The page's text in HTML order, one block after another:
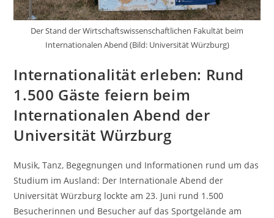
Der Stand der Wirtschaftswissenschaftlichen Fakultät beim
Internationalen Abend (Bild: Universität Würzburg)
Internationalität erleben: Rund
1.500 Gäste feiern beim
Internationalen Abend der
Universität Würzburg
Musik, Tanz, Begegnungen und Informationen rund um das
Studium im Ausland: Der Internationale Abend der
Universität Würzburg lockte am 23. Juni rund 1.500
Besucherinnen und Besucher auf das Sportgelände am